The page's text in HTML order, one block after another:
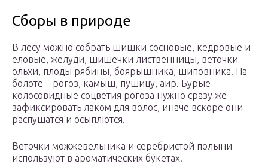
Сборы в природе
В лесу можно собрать шишки сосновые, кедровые и
еловые, желуди, шишечки лиственницы, веточки
ольхи, плоды рябины, боярышника, шиповника. На
болоте – рогоз, камыш, пушицу, аир. Бурые
колосовидные соцветия рогоза нужно сразу же
зафиксировать лаком для волос, иначе вскоре они
распушатся и осыплются.
Веточки можжевельника и серебристой полыни
используют в ароматических букетах.